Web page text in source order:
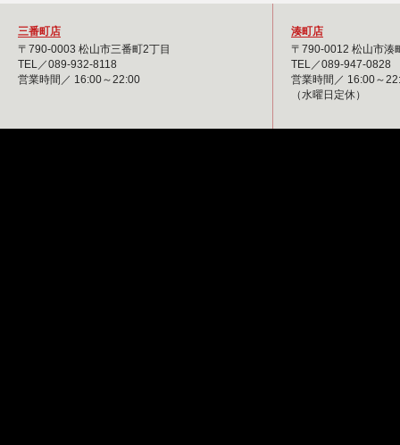
三番町店
〒790-0003 松山市三番町2丁目
TEL／089-932-8118
営業時間／ 16:00～22:00
湊町店
〒790-0012 松山市湊
TEL／089-947-0828
営業時間／ 16:00～
（水曜日定休）